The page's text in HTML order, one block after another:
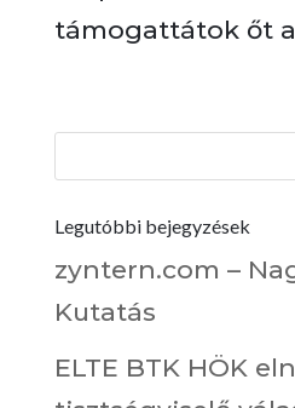
támogattátok őt
Legutóbbi bejegyzések
zyntern.com –
Kutatás
ELTE BTK HÖK